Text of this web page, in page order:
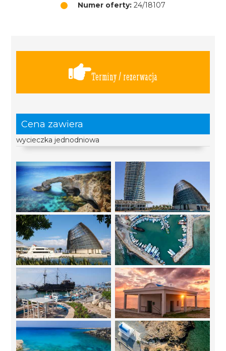
Numer oferty: 24/18107
Terminy / rezerwacja
Cena zawiera
wycieczka jednodniowa